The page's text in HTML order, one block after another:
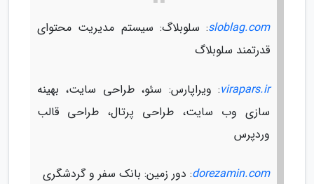
sloblag.com: سلوبلاگ: سیستم مدیریت محتوای
قدرتمند سلوبلاگ
virapars.ir: ویراپارس: سئو، طراحی سایت، بهینه
سازی وب سایت، طراحی پرتال، طراحی قالب
وردپرس
dorezamin.com: دور زمین: بانک سفر و گردشگری